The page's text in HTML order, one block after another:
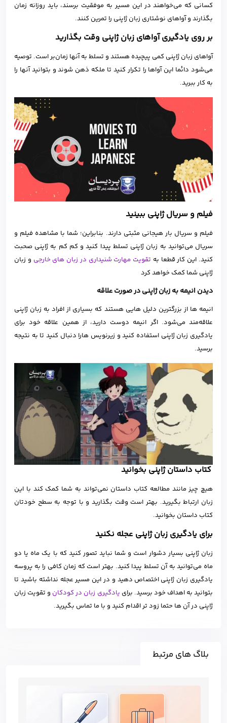
کسانی که می‌خواهند در این مسیر به موفقیت برسند، باید روزانه زمان
بگذارند و آواهای نوشتاری زبان ژاپنی را تمرین کنند.
بر روی یادگیری آواهای زبان ژاپنی وقت بگذارید
آواهای زبان ژاپنی کمی پیچیده هستند و تسلط به آنها زمان‌بر است. توصیه
می‌شود دائما این آواها را تکرار کنید تا ملکه ذهن شوند و بتوانید آنها را
به کار ببرید.
فیلم و سریال ژاپنی ببینید
فیلم و سریال بار هیجانی مثبتی دارند. بنابراین؛ شما با مشاهده فیلم و
سریال می‌توانید به زبان ژاپنی تسلط پیدا کنید و کم کم به ژاپنی صحبت
کنید. این کار قطعا به تقویت مهارت شنیداری در زبان های خارجی و زبان
ژاپنی شما کمک خواهد کرد
دیدن انیمه به زبان ژاپنی در صورت علاقه
انیمه ها از بزرگترین دلیل هایی هستند که بسیاری از افراد به زبان ژاپنی
علاقه‌مند می‌شود. اگر انیمه دوست دارید، از همین علاقه خود برای
یادگیری زبان ژاپنی استفاده کنید و زیرنویس هارا دنبال کنید تا به نتیجه
برسید.
کتاب داستان ژاپنی بخوانید
هیچ چیز مانند مطالعه کتاب داستان نمی‌تواند به شما کمک کند با این
زبان ارتباط بگیرید. بهتر است وقت بگذارید و با توجه به سطح خودتان
کتاب داستان بخوانید.
برای یادگیری زبان ژاپنی عجله نکنید
زبان ژاپنی بسیار دشوار است و شما نباید تصور کنید که با یک ماه یا دو
ماه می‌‎توانید به آن تسلط پیدا کنید. بهتر است که زمان کافی را به پروسه
یادگیری زبان ژاپنی اختصاص دهید و در این مسیر عجله نداشته باشید تا
بتوانید به اهداف خود برسید. برای یادگیری زبان در کودکان و تقویت زبان
ژاپنی در آن ها حتما زود تر اقدام کنید و با ما تماس بگیرید.
بلاگ های مرتبط